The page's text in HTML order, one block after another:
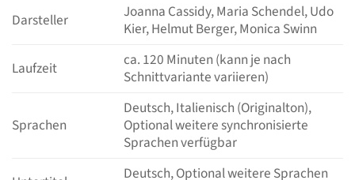
Darsteller
Joanna Cassidy, Maria Schendel, Udo
Kier, Helmut Berger, Monica Swinn
Laufzeit
ca. 120 Minuten (kann je nach
Schnittvariante variieren)
Sprachen
Deutsch, Italienisch (Originalton),
Optional weitere synchronisierte
Sprachen verfügbar
Deutsch, Optional weitere Sprachen